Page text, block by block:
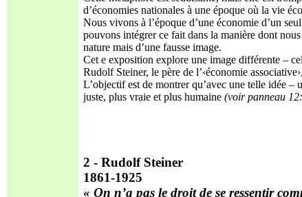
d’économies nationales à une époque où la vie
Nous vivons à l’époque d’une économie d’un
pouvons intégrer ce fait dans la manière dont
nature mais d’une fausse image.
Cet e exposition explore une image différente –
Rudolf Steiner, le père de l’‹économie
L’objectif est de montrer qu’avec une telle idée –
juste, plus vraie et plus humaine (voirpanneau
2 - Rudolf Steiner
1861-1925
« On n’a pas le droit de se ressentir